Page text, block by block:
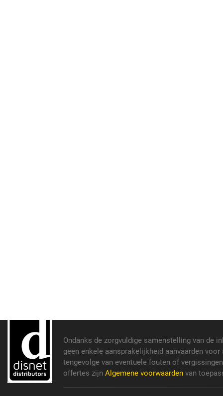
Ondanks de zorgvuldige samenstelling van de
geen enkele aansprakelijkheid aanvaarden
tengevolge van eventuele fouten of
offertes zijn Algemene voorwaarden van